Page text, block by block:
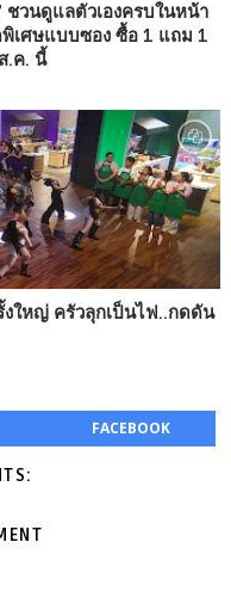
ชวนดูแลตัวเองครบในหน้า
เศษแบบซอง ซื้อ 1 แถม 1
.ค. นี้
ใหญ่ ครัวลุกเป็นไฟ..กดดัน
FACEBOOK